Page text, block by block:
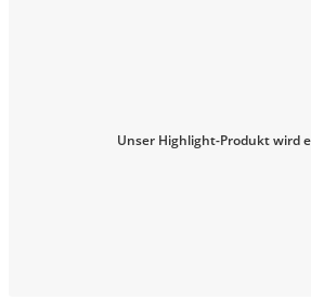
Unser Highlight-Produkt wird